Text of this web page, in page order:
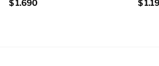
$1.690
$